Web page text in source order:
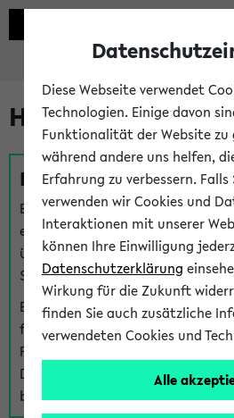
Hilfe & Kontakt
Fragen zu einzelnen
Bei inhaltlichen und
einzelnen Veranstaltungen finden
über denFragen-Link bei jeder
Support kann hier meist keine
Bei Veranstaltungen mit eKVV
finden Sie eine Auskunft über die
Platzzuteilung im eKVV
Detailseite zum
betreffenden Veranstaltung.
Diese Webseite verwendet
Technologien. Einige davon
Funktionalität der Website zu
während andere uns helfen,
Erfahrung zu verbessern.
verwenden wir Cookies und
Interaktionen mit unserer
können Ihre Einwilligung
Datenschutzerklärung
Wirkung für die Zukunft
finden Sie auch zusätzliche
verwendeten Cookies und
Alle